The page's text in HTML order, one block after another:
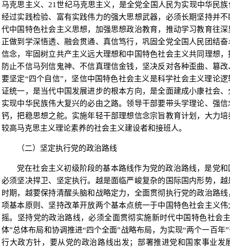
马克思主义、21世纪马克思主义，是全党全国人民为实现中华民
经过实践检验、富有实践伟力的强大思想武器，必须长期坚持并
代中国特色社会主义思想，加强思想政治教育，推动学习教育往
正做到学深悟透、融会贯通、真信笃行，巩固全党全国人民团结
信念，牢固树立共产主义远大理想和中国特色社会主义共同理想
防止不信马列信鬼神、不信真理信金钱，坚决反对各种歪曲、篡
要坚定“四个自信”，坚信中国特色社会主义是科学社会主义理论
证统一，是当代中国发展进步的根本方向，是全面建成小康社会
实现中华民族伟大复兴的必由之路。领导干部要带头学理论、强
钙，把稳思想之舵。实施年轻干部理想信念宗旨教育计划，大力
较高马克思主义理论素养的社会主义建设者和接班人。
（二）坚定执行党的政治路线
党在社会主义初级阶段的基本路线作为党的政治路线，是党
必须坚决捍卫、坚定执行。越是面临严峻复杂的国际国内形势，
时期，越要保持清醒头脑和战略定力，全面贯彻执行党的政治路
项基本原则、坚持改革开放两个基本点统一于中国特色社会主义
摇。坚持党的政治路线，必须全面贯彻实施新时代中国特色社会
体”总体布局和协调推进“四个全面”战略布局，为实现“两个一百年
行大政方针，要从党的政治路线出发；部署推进党和国家事业发